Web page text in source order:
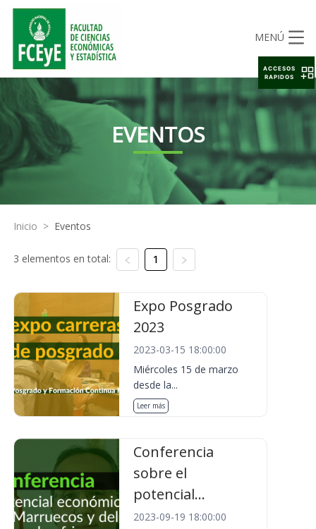
MENÚ
EVENTOS
Inicio > Eventos
3 elementos en total: 1
Expo Posgrado
2023
2023-03-15 18:00:00
Miércoles 15 de marzo
desde la...
Leer más
Conferencia
sobre el
potencial...
2023-09-19 18:00:00
ACCESOS
RAPIDOS